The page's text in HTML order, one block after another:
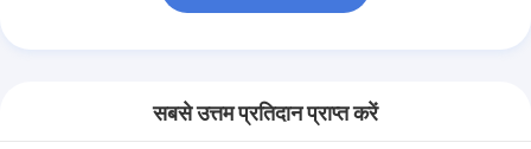
सबसे उत्तम प्रतिदान प्राप्त करें